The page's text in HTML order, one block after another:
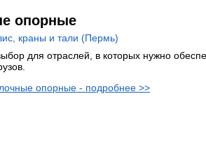
опорные
для отраслей, в которых нужно
опорные - подробнее >>